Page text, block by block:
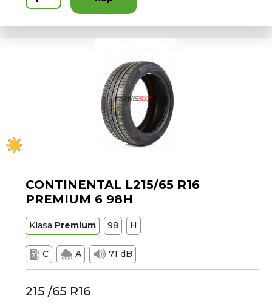
CONTINENTAL L215/65 R16
PREMIUM 6 98H
Klasa Premium 98 H
C A 71 dB
215 /65 R16